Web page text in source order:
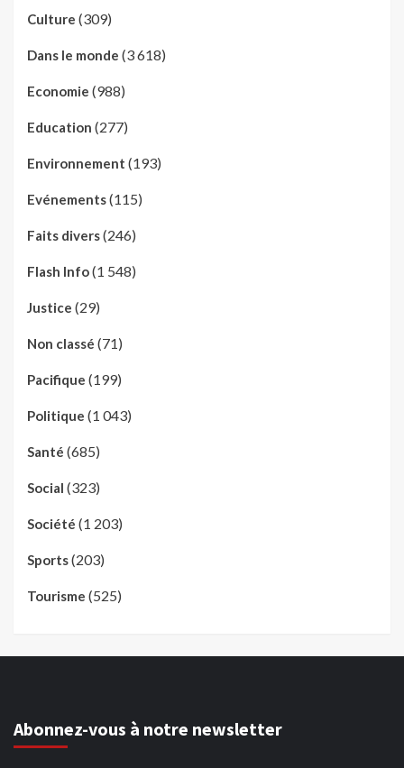
Culture (309)
Dans le monde (3 618)
Economie (988)
Education (277)
Environnement (193)
Evénements(115)
Faits divers(246)
Flash Info(1 548)
Justice (29)
Non classé (71)
Pacifique (199)
Politique (1 043)
Santé (685)
Social (323)
Société (1 203)
Sports(203)
Tourisme (525)
Abonnez-vous à notre newsletter